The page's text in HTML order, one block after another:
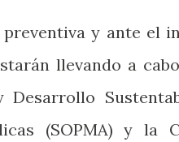
y ante el
llevando a
Desarrollo
(SOPMA) y la